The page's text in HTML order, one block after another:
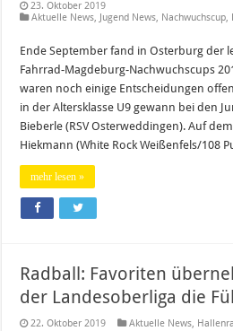
23. Oktober 2019
Aktuelle News, Jugend News, Nachwuchscup,
Ende September fand in Osterburg der
Fahrrad-Magdeburg-Nachwuchscups
waren noch einige Entscheidungen
in der Altersklasse U9 gewann bei den
Bieberle (RSV Osterweddingen). Auf
Hiekmann (White Rock Weißenfels/108
mehr lesen »
Radball: Favoriten
der Landesoberliga die
22. Oktober 2019 Aktuelle News,